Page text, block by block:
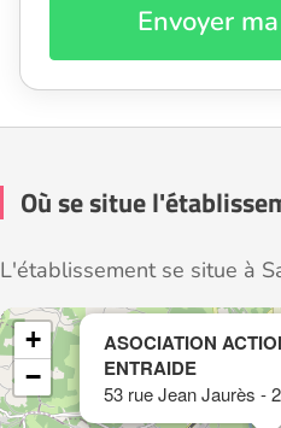
Envoyer
Où se situe
L'établissement se situe à
ASOCIATION
ENTRAIDE
53 rue Jean Jaurès -
+
−